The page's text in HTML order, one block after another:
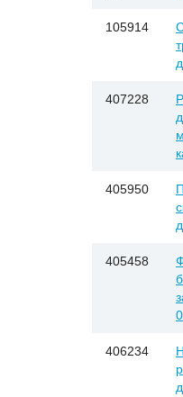
105914
407228
405950
405458
406234